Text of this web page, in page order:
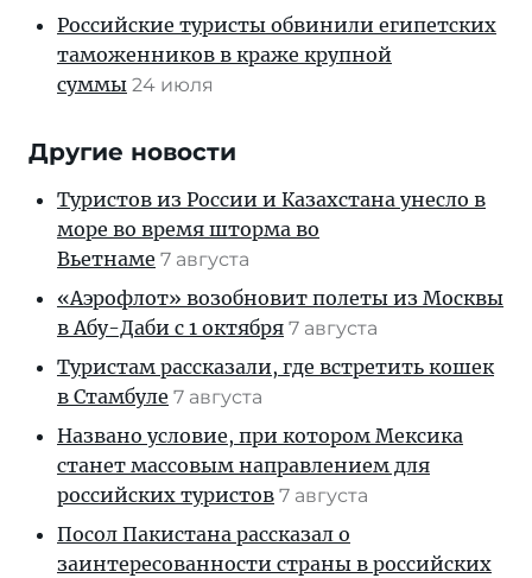
Российские туристы обвинили египетских
таможенников в краже крупной
суммы 24 июля
Другие новости
Туристов из России и Казахстана унесло в
море во время шторма во
Вьетнаме 7 августа
«Аэрофлот» возобновит полеты из Москвы
в Абу-Даби с 1 октября 7 августа
Туристам рассказали, где встретить кошек
в Стамбуле 7 августа
Названо условие, при котором Мексика
станет массовым направлением для
российских туристов 7 августа
Посол Пакистана рассказал о
заинтересованности страны в российских